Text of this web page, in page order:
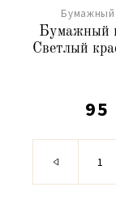
Бумажный
Бумажный
Светлый
95